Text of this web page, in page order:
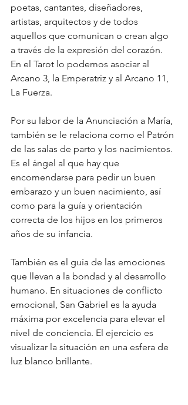
poetas, cantantes, diseñadores,
artistas, arquitectos y de todos
aquellos que comunican o crean algo
a través de la expresión del corazón.
En el Tarot lo podemos asociar al
Arcano 3, la Emperatriz y al Arcano 11,
La Fuerza.
Por su labor de la Anunciación a María,
también se le relaciona como el Patrón
de las salas de parto y los nacimientos.
Es el ángel al que hay que
encomendarse para pedir un buen
embarazo y un buen nacimiento, así
como para la guía y orientación
correcta de los hijos en los primeros
años de su infancia.
También es el guía de las emociones
que llevan a la bondad y al desarrollo
humano. En situaciones de conflicto
emocional, San Gabriel es la ayuda
máxima por excelencia para elevar el
nivel de conciencia. El ejercicio es
visualizar la situación en una esfera de
luz blanco brillante.